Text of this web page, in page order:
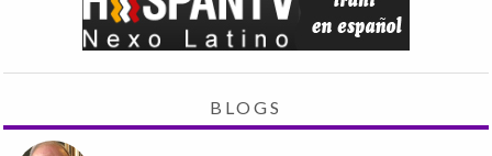
BLOGS